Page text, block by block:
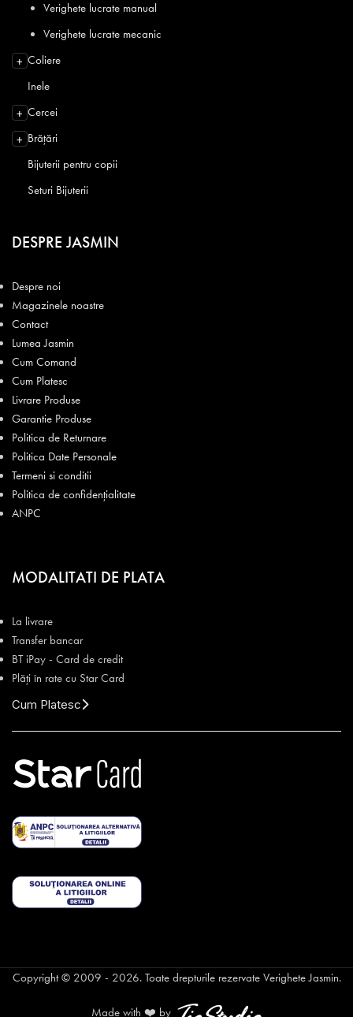
Verighete lucrate manual
Verighete lucrate mecanic
+ Coliere
Inele
+ Cercei
+ Brățări
Bijuterii pentru copii
Seturi Bijuterii
DESPRE JASMIN
Despre noi
Magazinele noastre
Contact
Lumea Jasmin
Cum Comand
Cum Platesc
Livrare Produse
Garantie Produse
Politica de Returnare
Politica Date Personale
Termeni si conditii
Politica de confidențialitate
ANPC
MODALITATI DE PLATA
La livrare
Transfer bancar
BT iPay - Card de credit
Plăți în rate cu Star Card
Cum Platesc
Copyright © 2009 - 2026. Toate drepturile rezervate Verighete Jasmin.
Made with ❤️ by